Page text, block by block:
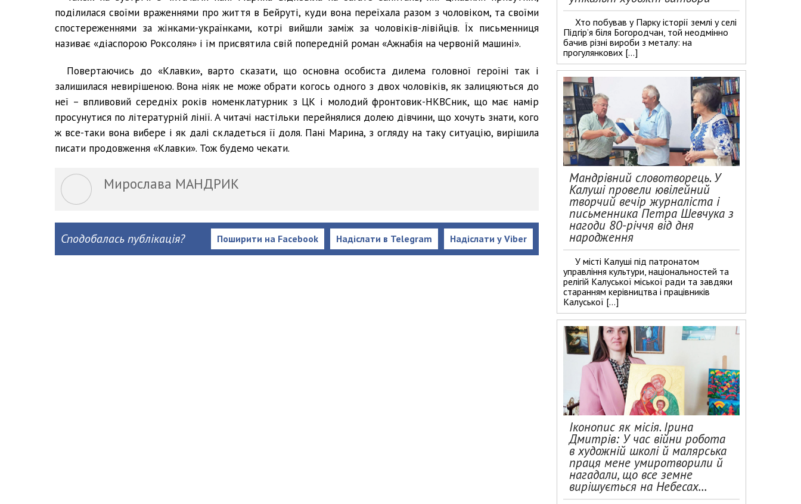
поділилася своїми враженнями про життя в Бейруті, куди вона переїхала разом з чоловіком, та своїми
спостереженнями за жінками-українками, котрі вийшли заміж за чоловіків-лівійців. Їх письменниця
називає «діаспорою Роксолян» і їм присвятила свій попередній роман «Ажнабія на червоній машині».
Повертаючись до «Клавки», варто сказати, що основна особиста дилема головної героїні так і
залишилася невирішеною. Вона ніяк не може обрати когось одного з двох чоловіків, як залицяються до
неї – впливовий середніх років номенклатурник з ЦК і молодий фронтовик-НКВСник, що має намір
просунутися по літературній лінії. А читачі настільки перейнялися долею дівчини, що хочуть знати, кого
ж все-таки вона вибере і як далі складеться її доля. Пані Марина, з огляду на таку ситуацію, вирішила
писати продовження «Клавки». Тож будемо чекати.
Мирослава МАНДРИК
Сподобалась публікація? Надіслати у Viber
Надіслати в Telegram
Поширити на Facebook
Хто побував у Парку історії землі у селі
Підгір’я біля Богородчан, той неодмінно
бачив різні вироби з металу: на
прогулянкових […]
Мандрівний словотворець. У
Калуші провели ювілейний
творчий вечір журналіста і
письменника Петра Шевчука з
нагоди 80-річчя від дня
народження
У місті Калуші під патронатом
управління культури, національностей та
релігій Калуської міської ради та завдяки
старанням керівництва і працівників
Калуської […]
Іконопис як місія. Ірина
Дмитрів: У час війни робота
в художній школі й малярська
праця мене умиротворили й
нагадали, що все земне
вирішується на Небесах…